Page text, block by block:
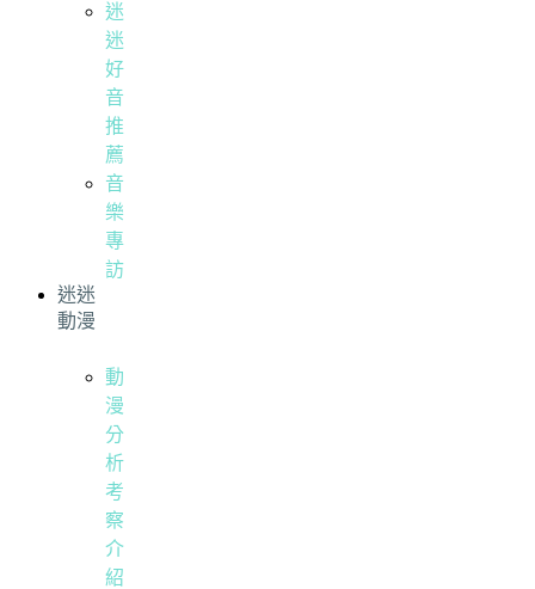
迷
迷
好
音
推
薦
音
樂
專
訪
迷迷
動漫
動
漫
分
析
考
察
介
紹